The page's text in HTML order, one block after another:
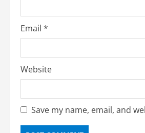
g
Email *
Website
Save my name, email, and